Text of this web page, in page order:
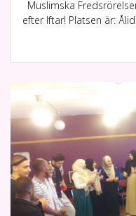
Muslimska
efter Iftar! Platsen är: